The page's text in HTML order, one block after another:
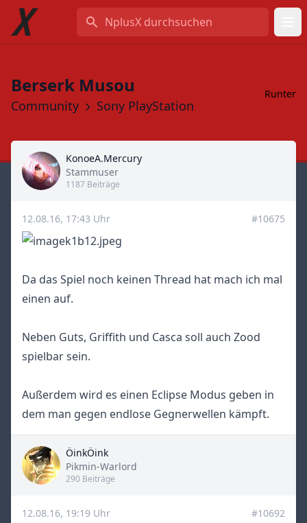
NplusX durchsuchen
Berserk Musou
Community Sony PlayStation
Runter
KonoeA.Mercury
Title
Stammuser
1187 Beiträge
12.08.16, 17:43 Uhr #10675
Da das Spiel noch keinen Thread hat mach ich mal
einen auf.
Neben Guts, Griffith und Casca soll auch Zood
spielbar sein.
Außerdem wird es einen Eclipse Modus geben in
dem man gegen endlose Gegnerwellen kämpft.
ÖinkÖink
Title
Pikmin-Warlord
290 Beiträge
12.08.16, 19:19 Uhr #10692